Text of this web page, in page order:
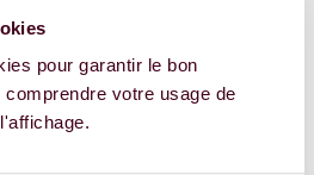
pour garantir le bon
votre usage de